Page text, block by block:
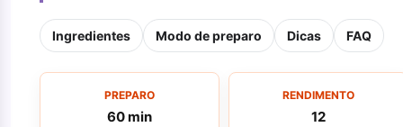
Ingredientes Modo de preparo Dicas FAQ
PREPARO
60 min
RENDIMENTO
12